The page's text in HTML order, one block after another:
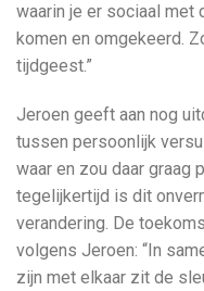
waarin je er sociaal met
komen en omgekeerd.
tijdgeest.”
Jeroen geeft aan nog
tussen persoonlijk
waar en zou daar graag
tegelijkertijd is dit
verandering. De
volgens Jeroen: “In
zijn met elkaar zit de